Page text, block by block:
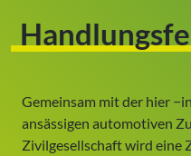
Gemeinsam mit der hier
ansässigen automotiven
Zivilgesellschaft wird eine